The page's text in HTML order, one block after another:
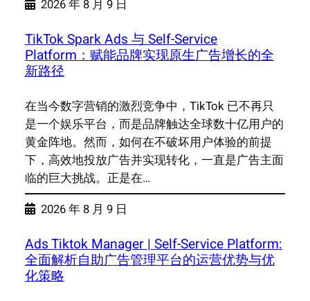
2026 年 8 月 9 日
TikTok Spark Ads 与 Self-Service
Platform：赋能品牌实现原生广告增长的全
新路径
在当今数字营销的激烈竞争中，TikTok 已不再只
是一个娱乐平台，而是品牌触达全球数十亿用户的
黄金阵地。然而，如何在不破坏用户体验的前提
下，高效地投放广告并实现转化，一直是广告主面
临的巨大挑战。正是在…
2026 年 8 月 9 日
Ads Tiktok Manager | Self-Service Platform:
全面解析自助广告管理平台的运营优势与优
化策略